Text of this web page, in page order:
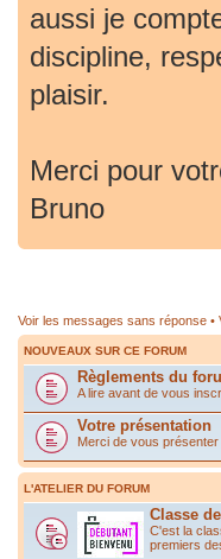
aussi je
discipline,
plaisir.
Merci pour
Bruno
Voir les messages sans réponse •
NOUVEAUX SUR CE FORUM
Règlements du
A lire avant de vous
Votre présentation
Merci de vous
L'ATELIER DU FORUM
Classe
C'est la
premiers